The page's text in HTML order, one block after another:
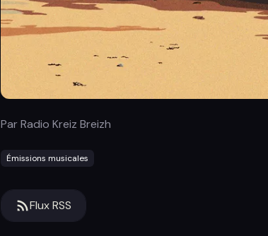
ParRadio Kreiz Breizh
Émissions musicales
Flux RSS